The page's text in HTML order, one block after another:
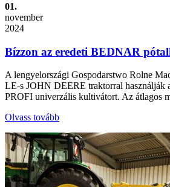
01.
november
2024
Bízzon az eredeti BEDNAR
A lengyelországi Gospodarstwo Rolne
LE-s JOHN DEERE traktorral használják
PROFI univerzális kultivátort. Az átlagos
Olvass tovább